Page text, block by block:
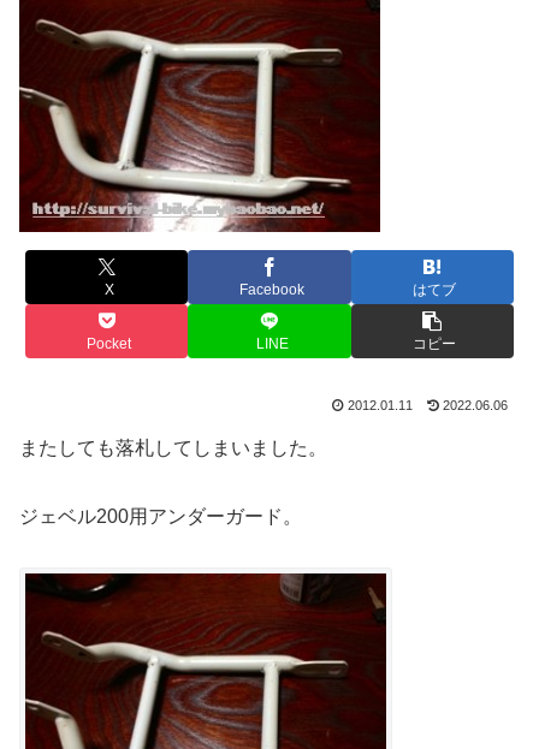
X Facebook はてブ
Pocket LINE コピー
2012.01.11 2022.06.06
またしても落札してしまいました。
ジェベル200用アンダーガード。